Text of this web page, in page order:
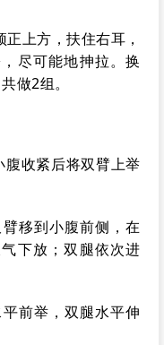
上方，扶住右耳，
尽可能地抻拉。换
做2组。
腹收紧后将双臂上举
移到小腹前侧，在
下放；双腿依次进
前举，双腿水平伸